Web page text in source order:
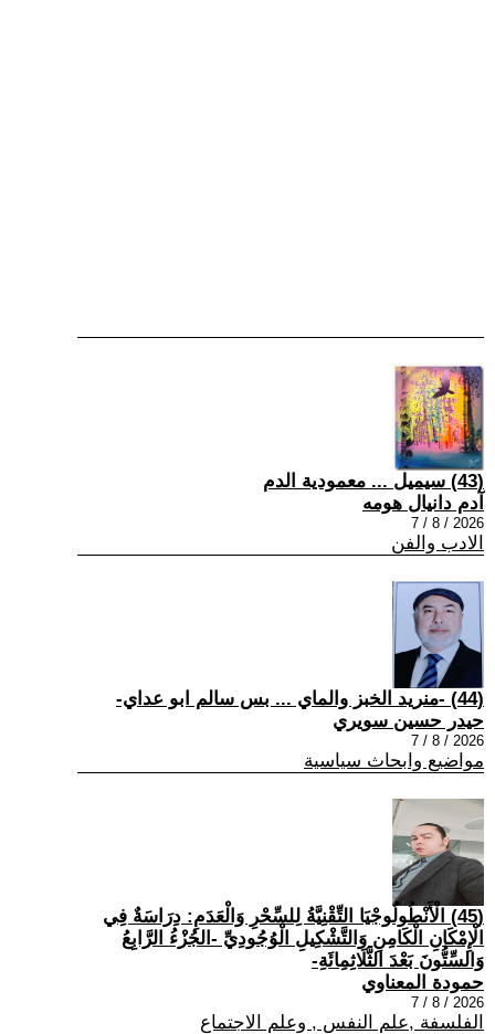
(43) سيميل ... معمودية الدم
آدم دانيال هومه
2026 / 8 / 7
الادب والفن
(44) -منريد الخبز والماي ... بس سالم ابو عداي-
حيدر حسين سويري
2026 / 8 / 7
مواضيع وابحاث سياسية
(45) الْأَنْطُولُوجْيَا التِّقْنِيَّةُ لِلسِّحْرِ وَالْعَدَمِ: دِرَاسَةٌ فِي
الْإِمْكَانِ الْكَامِنِ وَالتَّشْكِيلِ الْوُجُودِيِّ -الجُزْءُ الرَّابِعُ
وَالسِّتُّونَ بَعْدَ الثَّلَاثِمِائَةِ-
حمودة المعناوي
2026 / 8 / 7
الفلسفة ,علم النفس , وعلم الاجتماع